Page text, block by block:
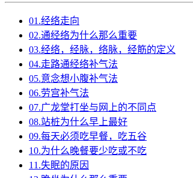
01.经络走向
02.通经络为什么那么重要
03.经络，经脉，络脉，经筋的定义
04.走路通经络补气法
05.意念想小腹补气法
06.劳宫补气法
07.广龙堂打坐与网上的不同点
08.站桩为什么早上最好
09.每天必须吃早餐，吃五谷
10.为什么晚餐要少吃或不吃
11.失眠的原因